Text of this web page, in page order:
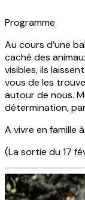
Programme
Au cours d’une
caché des
visibles, ils
vous de les
autour de nous.
détermination,
A vivre en famille
(La sortie du 17